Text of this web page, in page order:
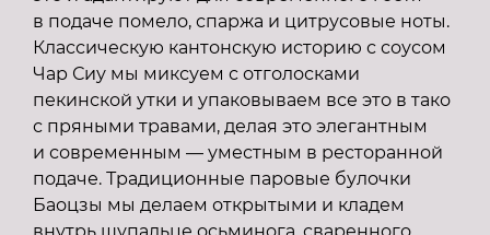
в подаче помело, спаржа и цитрусовые ноты.
Классическую кантонскую историю с соусом
Чар Сиу мы миксуем с отголосками
пекинской утки и упаковываем все это в тако
с пряными травами, делая это элегантным
и современным — уместным в ресторанной
подаче. Традиционные паровые булочки
Баоцзы мы делаем открытыми и кладем